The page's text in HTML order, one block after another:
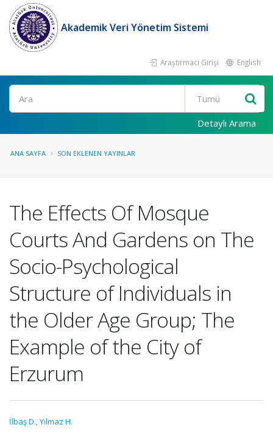
Akademik Veri Yönetim Sistemi
Araştırmacı Girişi English
Ara
Detaylı Arama
ANA SAYFA SON EKLENEN YAYINLAR
The Effects Of Mosque
Courts And Gardens on The
Socio-Psychological
Structure of Individuals in
the Older Age Group; The
Example of the City of
Erzurum
İlbaş D.,Yılmaz H.